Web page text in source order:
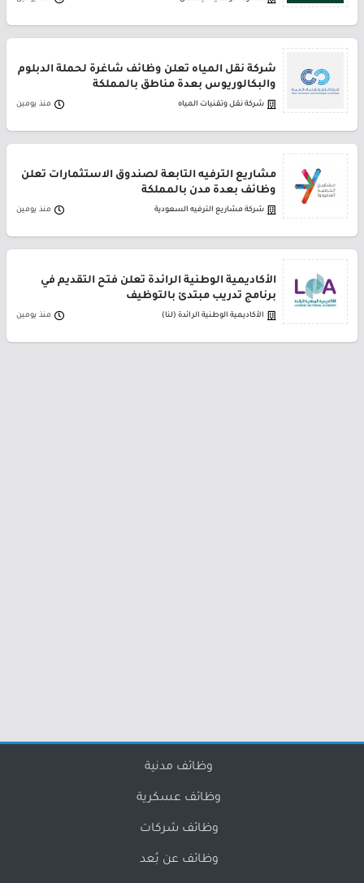
شركة نقل المياه تعلن وظائف شاغرة لحملة الدبلوم
والبكالوريوس بعدة مناطق بالمملكة
شركة نقل وتقنيات المياه منذ يومين
مشاريع الترفيه التابعة لصندوق الاستثمارات تعلن
وظائف بعدة مدن بالمملكة
شركة مشاريع الترفيه السعودية منذ يومين
الأكاديمية الوطنية الرائدة تعلن فتح التقديم في
برنامج تدريب مبتدئ بالتوظيف
الأكاديمية الوطنية الرائدة (لنا) منذ يومين
وظائف مدنية
وظائف عسكرية
وظائف شركات
وظائف عن بُعد